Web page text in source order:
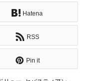
Hatena
RSS
Pin it